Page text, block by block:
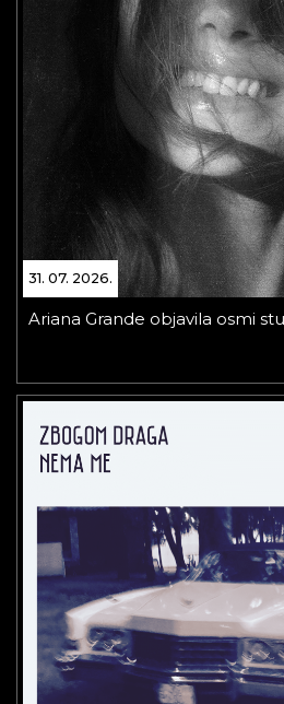
31. 07. 2026.
Ariana Grande objavila osmi